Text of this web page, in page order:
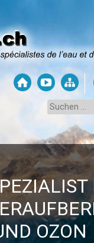
OZON